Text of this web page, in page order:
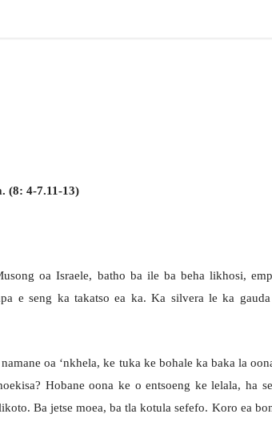
(8: 4-7.11-13)
oa Israele, batho ba ile ba beha likhosi,
e seng ka takatso ea ka. Ka silvera le ka
oa ‘nkhela, ke tuka ke bohale ka baka la
Hobane oona ke o entsoeng ke lelala, ha
Ba jetse moea, ba tla kotula sefefo. Koro ea